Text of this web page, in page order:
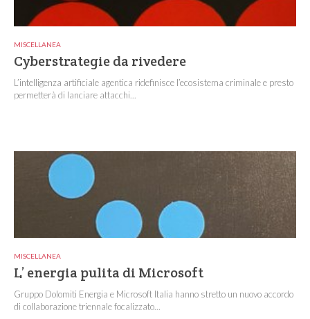
MISCELLANEA
Cyberstrategie da rivedere
L’intelligenza artificiale agentica ridefinisce l’ecosistema criminale e presto
permetterà di lanciare attacchi...
MISCELLANEA
L’ energia pulita di Microsoft
Gruppo Dolomiti Energia e Microsoft Italia hanno stretto un nuovo accordo
di collaborazione triennale focalizzato...